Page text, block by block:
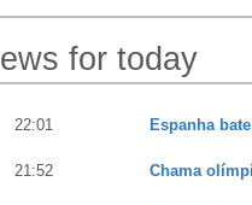
for today
22:01 Espanha
21:52 Chama